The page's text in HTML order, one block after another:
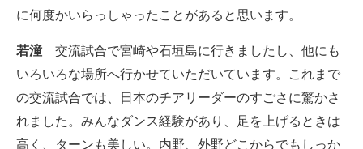
に何度かいらっしゃったことがあると思います。
若潼 交流試合で宮崎や石垣島に行きましたし、他にも
いろいろな場所へ行かせていただいています。これまで
の交流試合では、日本のチアリーダーのすごさに驚かさ
れました。みんなダンス経験があり、足を上げるときは
高く、ターンも美しい。内野、外野どこからでもしっか